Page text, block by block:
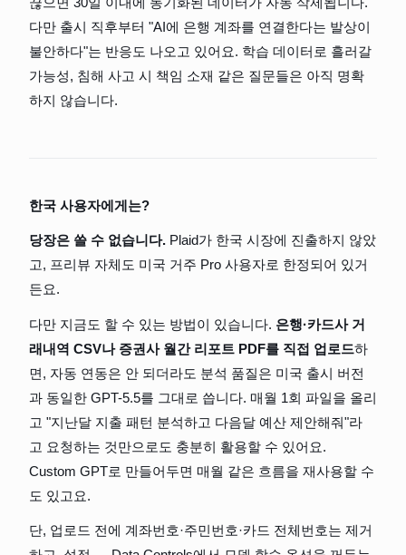
다만 출시 직후부터 "AI에 은행 계좌를 연결한다는 발상이
불안하다"는 반응도 나오고 있어요. 학습 데이터로 흘러갈
가능성, 침해 사고 시 책임 소재 같은 질문들은 아직 명확
하지 않습니다.
한국 사용자에게는?
당장은 쓸 수 없습니다. Plaid가 한국 시장에 진출하지 않았
고, 프리뷰 자체도 미국 거주 Pro 사용자로 한정되어 있거
든요.
다만 지금도 할 수 있는 방법이 있습니다. 은행·카드사 거
래내역 CSV나 증권사 월간 리포트 PDF를 직접 업로드하
면, 자동 연동은 안 되더라도 분석 품질은 미국 출시 버전
과 동일한 GPT-5.5를 그대로 씁니다. 매월 1회 파일을 올리
고 "지난달 지출 패턴 분석하고 다음달 예산 제안해줘"라
고 요청하는 것만으로도 충분히 활용할 수 있어요.
Custom GPT로 만들어두면 매월 같은 흐름을 재사용할 수
도 있고요.
단, 업로드 전에 계좌번호·주민번호·카드 전체번호는 제거